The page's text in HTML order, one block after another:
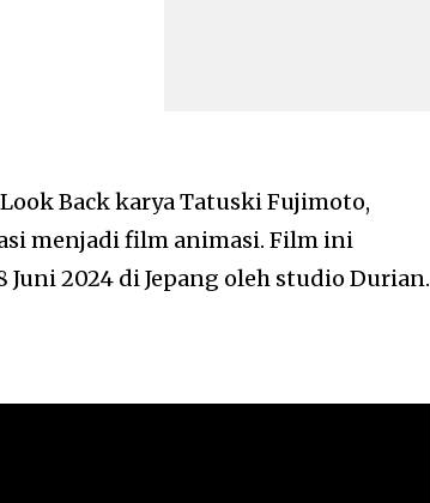
Back karya Tatuski Fujimoto,
menjadi film animasi. Film ini
2024 di Jepang oleh studio Durian.